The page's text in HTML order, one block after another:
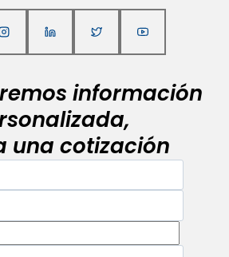
información
una cotización